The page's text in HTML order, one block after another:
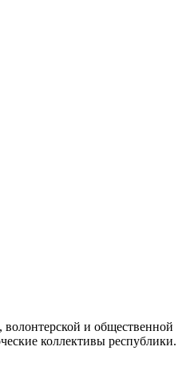
и общественной
коллективы республики.